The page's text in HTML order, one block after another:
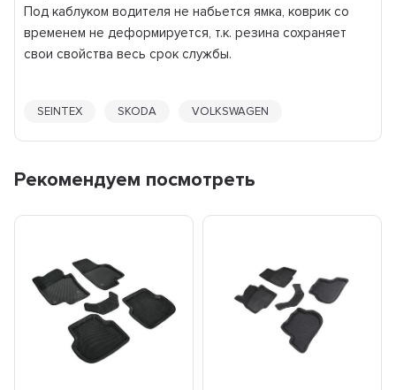
Под каблуком водителя не набьется ямка, коврик со
временем не деформируется, т.к. резина сохраняет
свои свойства весь срок службы.
SEINTEX SKODA VOLKSWAGEN
Рекомендуем посмотреть